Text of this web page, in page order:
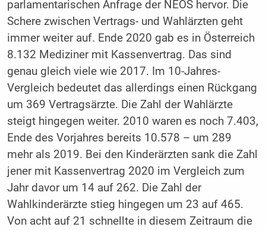
parlamentarischen Anfrage der NEOS hervor. Die
Schere zwischen Vertrags- und Wahlärzten geht
immer weiter auf. Ende 2020 gab es in Österreich
8.132 Mediziner mit Kassenvertrag. Das sind
genau gleich viele wie 2017. Im 10-Jahres-
Vergleich bedeutet das allerdings einen Rückgang
um 369 Vertragsärzte. Die Zahl der Wahlärzte
steigt hingegen weiter. 2010 waren es noch 7.403,
Ende des Vorjahres bereits 10.578 – um 289
mehr als 2019. Bei den Kinderärzten sank die Zahl
jener mit Kassenvertrag 2020 im Vergleich zum
Jahr davor um 14 auf 262. Die Zahl der
Wahlkinderärzte stieg hingegen um 23 auf 465.
Von acht auf 21 schnellte in diesem Zeitraum die